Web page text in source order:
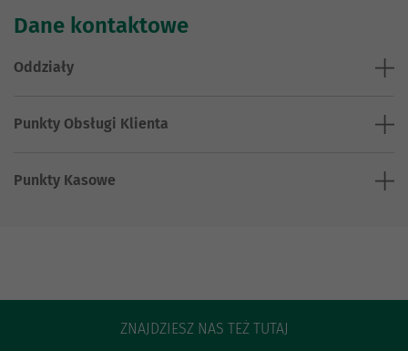
Dane kontaktowe
Oddziały
Punkty Obsługi Klienta
Punkty Kasowe
ZNAJDZIESZ NAS TEŻ TUTAJ